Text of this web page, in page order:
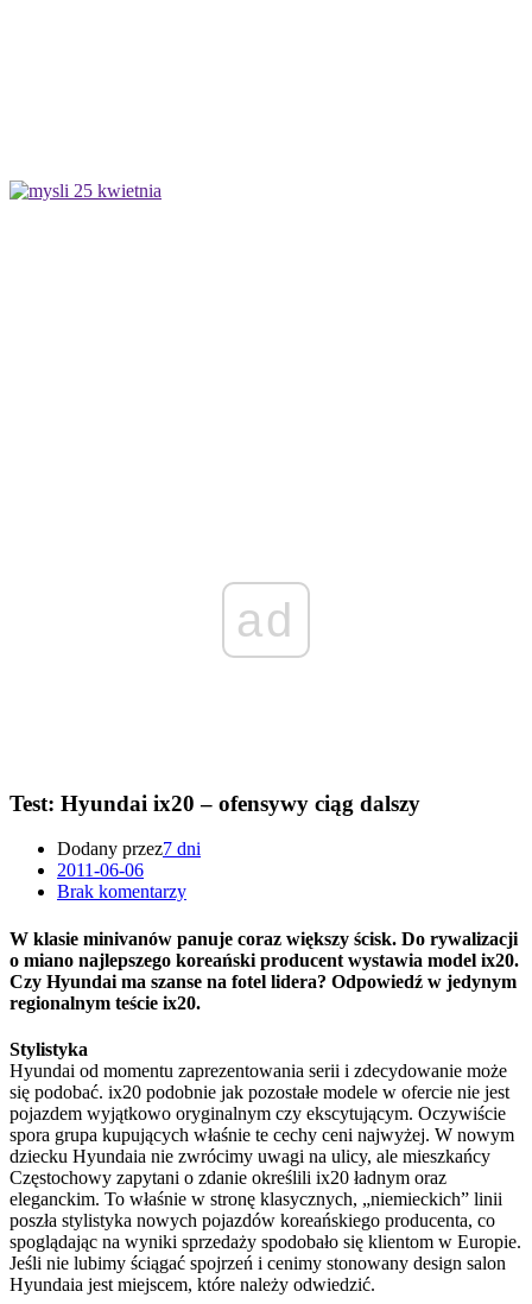
ad
Test: Hyundai ix20 – ofensywy ciąg dalszy
Dodany przez7 dni
2011-06-06
Brak komentarzy
W klasie minivanów panuje coraz większy ścisk. Do rywalizacji
o miano najlepszego koreański producent wystawia model ix20.
Czy Hyundai ma szanse na fotel lidera? Odpowiedź w jedynym
regionalnym teście ix20.
Stylistyka
Hyundai od momentu zaprezentowania serii i zdecydowanie może
się podobać. ix20 podobnie jak pozostałe modele w ofercie nie jest
pojazdem wyjątkowo oryginalnym czy ekscytującym. Oczywiście
spora grupa kupujących właśnie te cechy ceni najwyżej. W nowym
dziecku Hyundaia nie zwrócimy uwagi na ulicy, ale mieszkańcy
Częstochowy zapytani o zdanie określili ix20 ładnym oraz
eleganckim. To właśnie w stronę klasycznych, „niemieckich” linii
poszła stylistyka nowych pojazdów koreańskiego producenta, co
spoglądając na wyniki sprzedaży spodobało się klientom w Europie.
Jeśli nie lubimy ściągać spojrzeń i cenimy stonowany design salon
Hyundaia jest miejscem, które należy odwiedzić.